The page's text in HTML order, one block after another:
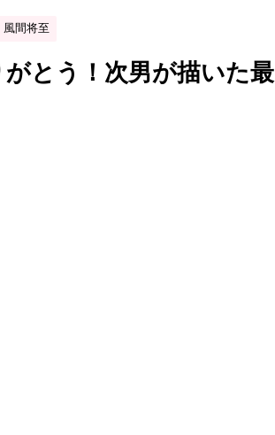
風間将至
がとう！次男が描いた最